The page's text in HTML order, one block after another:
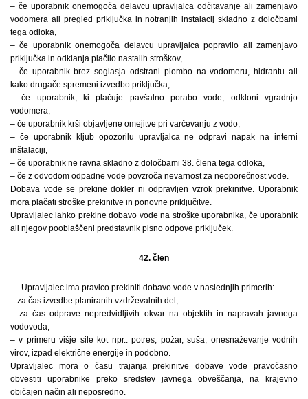
– če uporabnik onemogoča delavcu upravljalca odčitavanje ali zamenjavo
vodomera ali pregled priključka in notranjih instalacij skladno z določbami
tega odloka,
– če uporabnik onemogoča delavcu upravljalca popravilo ali zamenjavo
priključka in odklanja plačilo nastalih stroškov,
– če uporabnik brez soglasja odstrani plombo na vodomeru, hidrantu ali
kako drugače spremeni izvedbo priključka,
– če uporabnik, ki plačuje pavšalno porabo vode, odkloni vgradnjo
vodomera,
– če uporabnik krši objavljene omejitve pri varčevanju z vodo,
– če uporabnik kljub opozorilu upravljalca ne odpravi napak na interni
inštalaciji,
– če uporabnik ne ravna skladno z določbami 38. člena tega odloka,
– če z odvodom odpadne vode povzroča nevarnost za neoporečnost vode.
Dobava vode se prekine dokler ni odpravljen vzrok prekinitve. Uporabnik
mora plačati stroške prekinitve in ponovne priključitve.
Upravljalec lahko prekine dobavo vode na stroške uporabnika, če uporabnik
ali njegov pooblaščeni predstavnik pisno odpove priključek.
42. člen
Upravljalec ima pravico prekiniti dobavo vode v naslednjih primerih:
– za čas izvedbe planiranih vzdrževalnih del,
– za čas odprave nepredvidljivih okvar na objektih in napravah javnega
vodovoda,
– v primeru višje sile kot npr.: potres, požar, suša, onesnaževanje vodnih
virov, izpad električne energije in podobno.
Upravljalec mora o času trajanja prekinitve dobave vode pravočasno
obvestiti uporabnike preko sredstev javnega obveščanja, na krajevno
običajen način ali neposredno.